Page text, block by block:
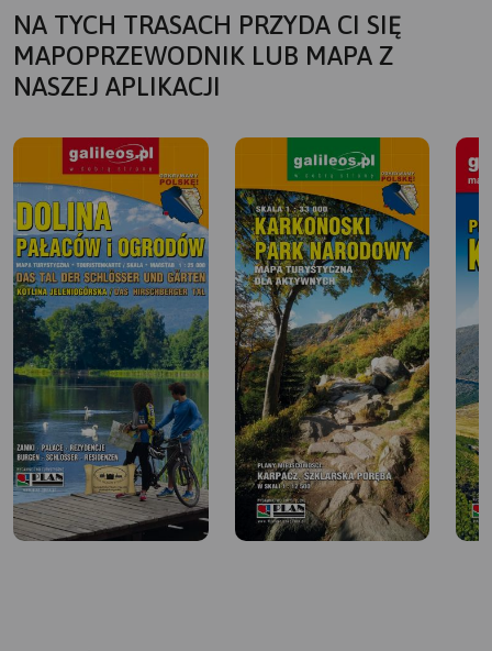
NA TYCH TRASACH PRZYDA CI SIĘ
MAPOPRZEWODNIK LUB MAPA Z
NASZEJ APLIKACJI